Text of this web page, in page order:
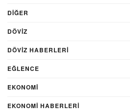
DIĞER
DÖVİZ
DÖVIZ HABERLERI
EĞLENCE
EKONOMİ
EKONOMI HABERLERI